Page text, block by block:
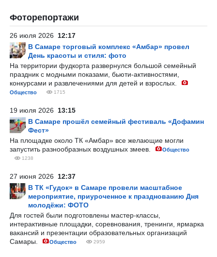
Фоторепортажи
26 июля 2026 12:17
В Самаре торговый комплекс «Амбар» провел
День красоты и стиля: фото
На территории фудкорта развернулся большой семейный
праздник с модными показами, бьюти-активностями,
конкурсами и развлечениями для детей и взрослых.
Общество 1715
19 июля 2026 13:15
В Самаре прошёл семейный фестиваль «Дофамин
Фест»
На площадке около ТК «Амбар» все желающие могли
запустить разнообразных воздушных змеев.
Общество
1238
27 июня 2026 12:37
В ТК «Гудок» в Самаре провели масштабное
мероприятие, приуроченное к празднованию Дня
молодёжи: ФОТО
Для гостей были подготовлены мастер-классы,
интерактивные площадки, соревнования, тренинги, ярмарка
вакансий и презентации образовательных организаций
Самары.
Общество 2959